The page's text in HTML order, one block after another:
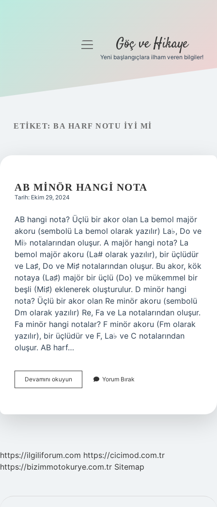
Gizlilik Politikası
menüyü
Göç ve Hikaye
Yeni başlangıçlara ilham veren bilgiler!
ETIKET: BA HARF NOTU IYI MI
AB MINÖR HANGI NOTA
Tarih: Ekim 29, 2024
AB hangi nota? Üçlü bir akor olan La bemol majör
akoru (sembolü La bemol olarak yazılır) La♭, Do ve
Mi♭ notalarından oluşur. A majör hangi nota? La
bemol majör akoru (La# olarak yazılır), bir üçlüdür
ve La♯, Do ve Mi♯ notalarından oluşur. Bu akor, kök
notaya (La♯) majör bir üçlü (Do) ve mükemmel bir
beşli (Mi♯) eklenerek oluşturulur. D minör hangi
nota? Üçlü bir akor olan Re minör akoru (sembolü
Dm olarak yazılır) Re, Fa ve La notalarından oluşur.
Fa minör hangi notalar? F minör akoru (Fm olarak
yazılır), bir üçlüdür ve F, La♭ ve C notalarından
oluşur. AB harf…
Devamını okuyun
Minör
Yorum Bırak
https://ilgiliforum.com https://cicimod.com.tr
https://bizimmotokurye.com.tr Sitemap